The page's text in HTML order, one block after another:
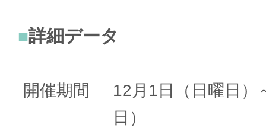
詳細データ
開催期間
12月1日（日曜日）
日）